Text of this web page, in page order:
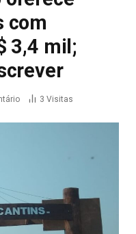
com
3,4 mil;
3 Visitas